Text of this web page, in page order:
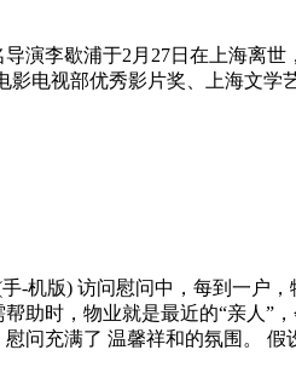
演李歇浦于2月27日在上海
电视部优秀影片奖、上海文
-机版) 访问慰问中，每到一户
时，物业就是最近的“亲人”
问充满了 温馨祥和的氛围。 假